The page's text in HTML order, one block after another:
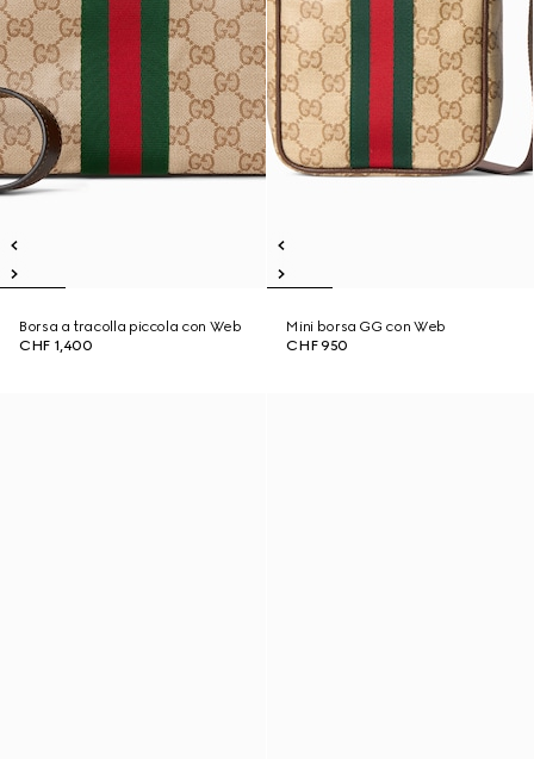
Borsa a tracolla piccola con Web
CHF 1,400
Mini borsa GG con Web
CHF 950